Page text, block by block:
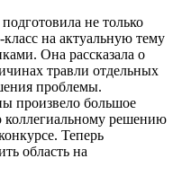
не только
на актуальную тему
Она рассказала о
травли отдельных
проблемы.
произвело большое
решению
Теперь
область на